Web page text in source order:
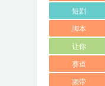
短剧
脚本
让你
赛道
频带